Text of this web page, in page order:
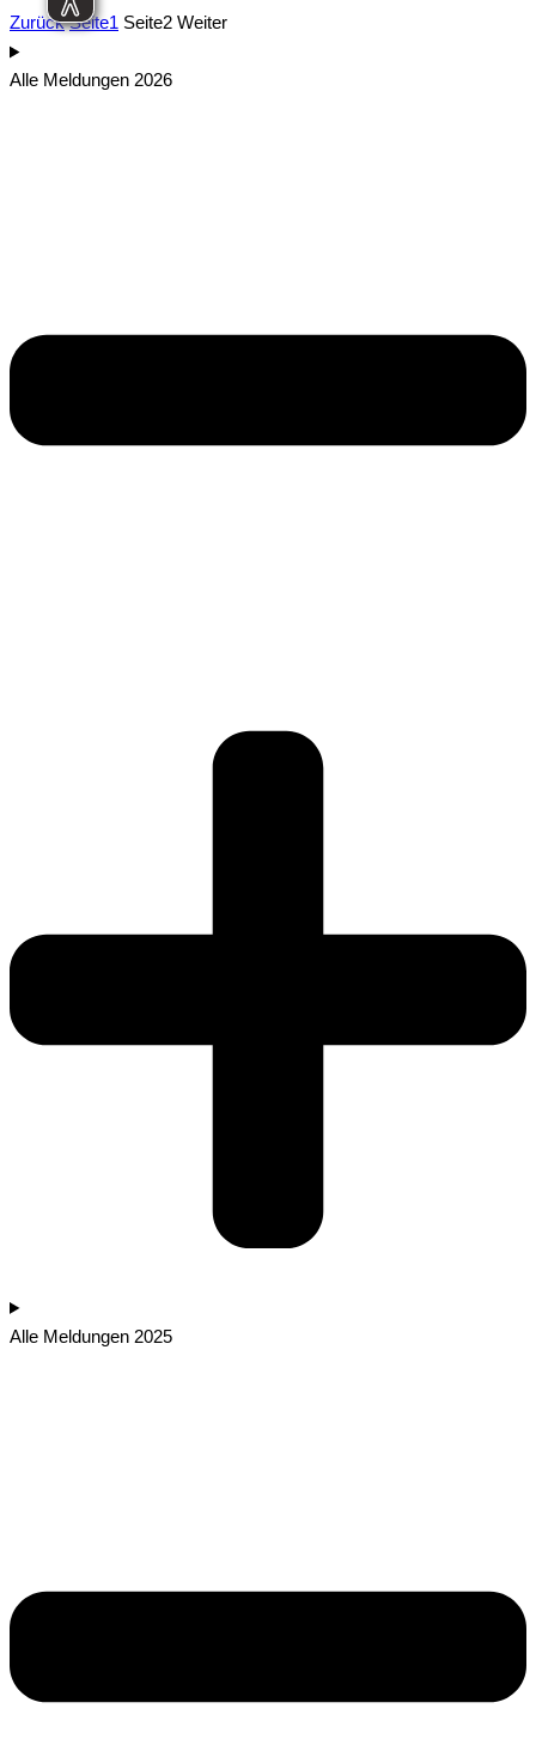
Zurück Seite1 Seite2 Weiter
Alle Meldungen 2026
Alle Meldungen 2025